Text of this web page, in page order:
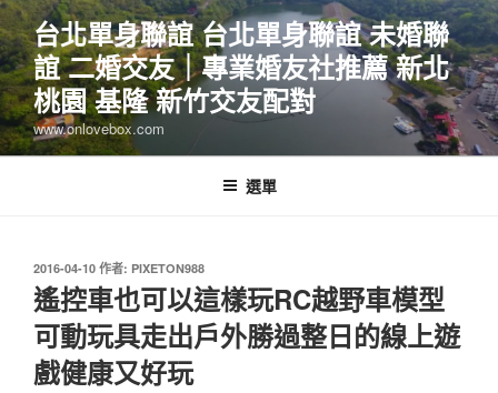
跳
至
主
要
內
容
台北單身聯誼 台北單身聯誼 未婚聯
誼 二婚交友｜專業婚友社推薦 新北
桃園 基隆 新竹交友配對
www.onlovebox.com
選單
發
佈
於
2016-04-10 作者: PIXETON988
遙控車也可以這樣玩RC越野車模型
可動玩具走出戶外勝過整日的線上遊
戲健康又好玩